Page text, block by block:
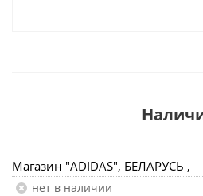
Магазин "ADIDAS", БЕЛАРУСЬ ,
Нет в наличии